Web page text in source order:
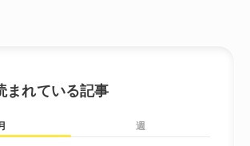
まれている記事
週